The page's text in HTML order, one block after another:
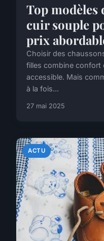
Top modèles
cuir souple
prix
Choisir des
filles combine confort
accessible. Mais
à la fois...
27 mai 2025
ACTU